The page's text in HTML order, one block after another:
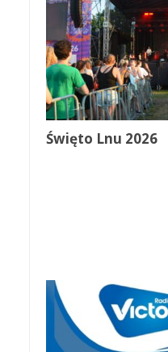
Święto Lnu 2026